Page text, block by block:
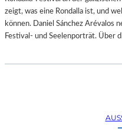
zeigt, was eine Rondalla ist, und
können. Daniel Sánchez Arévalos
Festival- und Seelenporträt. Über